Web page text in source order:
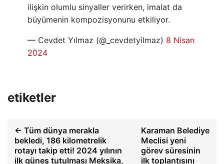
ilişkin olumlu sinyaller verirken, imalat da
büyümenin kompozisyonunu etkiliyor.
— Cevdet Yılmaz (@_cevdetyilmaz) 8 Nisan
2024
etiketler
← Tüm dünya merakla
bekledi, 186 kilometrelik
rotayı takip etti! 2024 yılının
ilk güneş tutulması Meksika,
Karaman Belediye
Meclisi yeni
görev süresinin
ilk toplantısını